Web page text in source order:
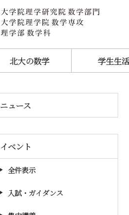
北大の数学 学生生活
ニュース
イベント
全件表示
入試・ガイダンス